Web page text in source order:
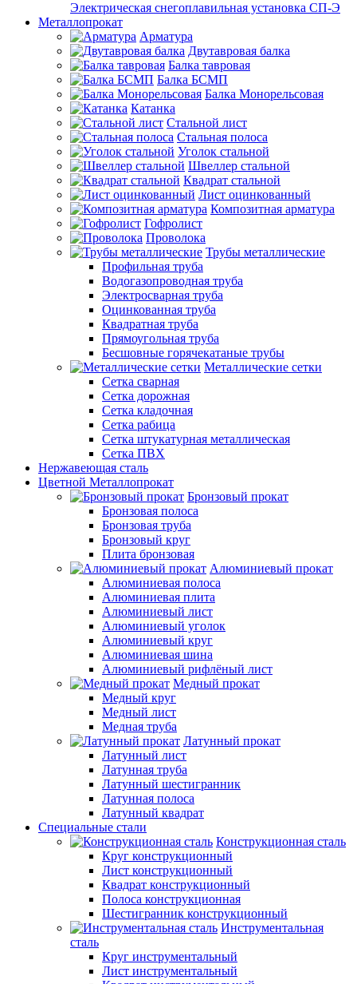
Электрическая снегоплавильная установка СП-Э
Металлопрокат
Арматура
Двутавровая балка
Балка тавровая
Балка БСМП
Балка Монорельсовая
Катанка
Стальной лист
Стальная полоса
Уголок стальной
Швеллер стальной
Квадрат стальной
Лист оцинкованный
Композитная арматура
Гофролист
Проволока
Трубы металлические
Профильная труба
Водогазопроводная труба
Электросварная труба
Оцинкованная труба
Квадратная труба
Прямоугольная труба
Бесшовные горячекатаные трубы
Металлические сетки
Сетка сварная
Сетка дорожная
Сетка кладочная
Сетка рабица
Сетка штукатурная металлическая
Сетка ПВХ
Нержавеющая сталь
Цветной Металлопрокат
Бронзовый прокат
Бронзовая полоса
Бронзовая труба
Бронзовый круг
Плита бронзовая
Алюминиевый прокат
Алюминиевая полоса
Алюминиевая плита
Алюминиевый лист
Алюминиевый уголок
Алюминиевый круг
Алюминиевая шина
Алюминиевый рифлёный лист
Медный прокат
Медный круг
Медный лист
Медная труба
Латунный прокат
Латунный лист
Латунная труба
Латунный шестигранник
Латунная полоса
Латунный квадрат
Специальные стали
Конструкционная сталь
Круг конструкционный
Лист конструкционный
Квадрат конструкционный
Полоса конструкционная
Шестигранник конструкционный
Инструментальная
сталь
Круг инструментальный
Лист инструментальный